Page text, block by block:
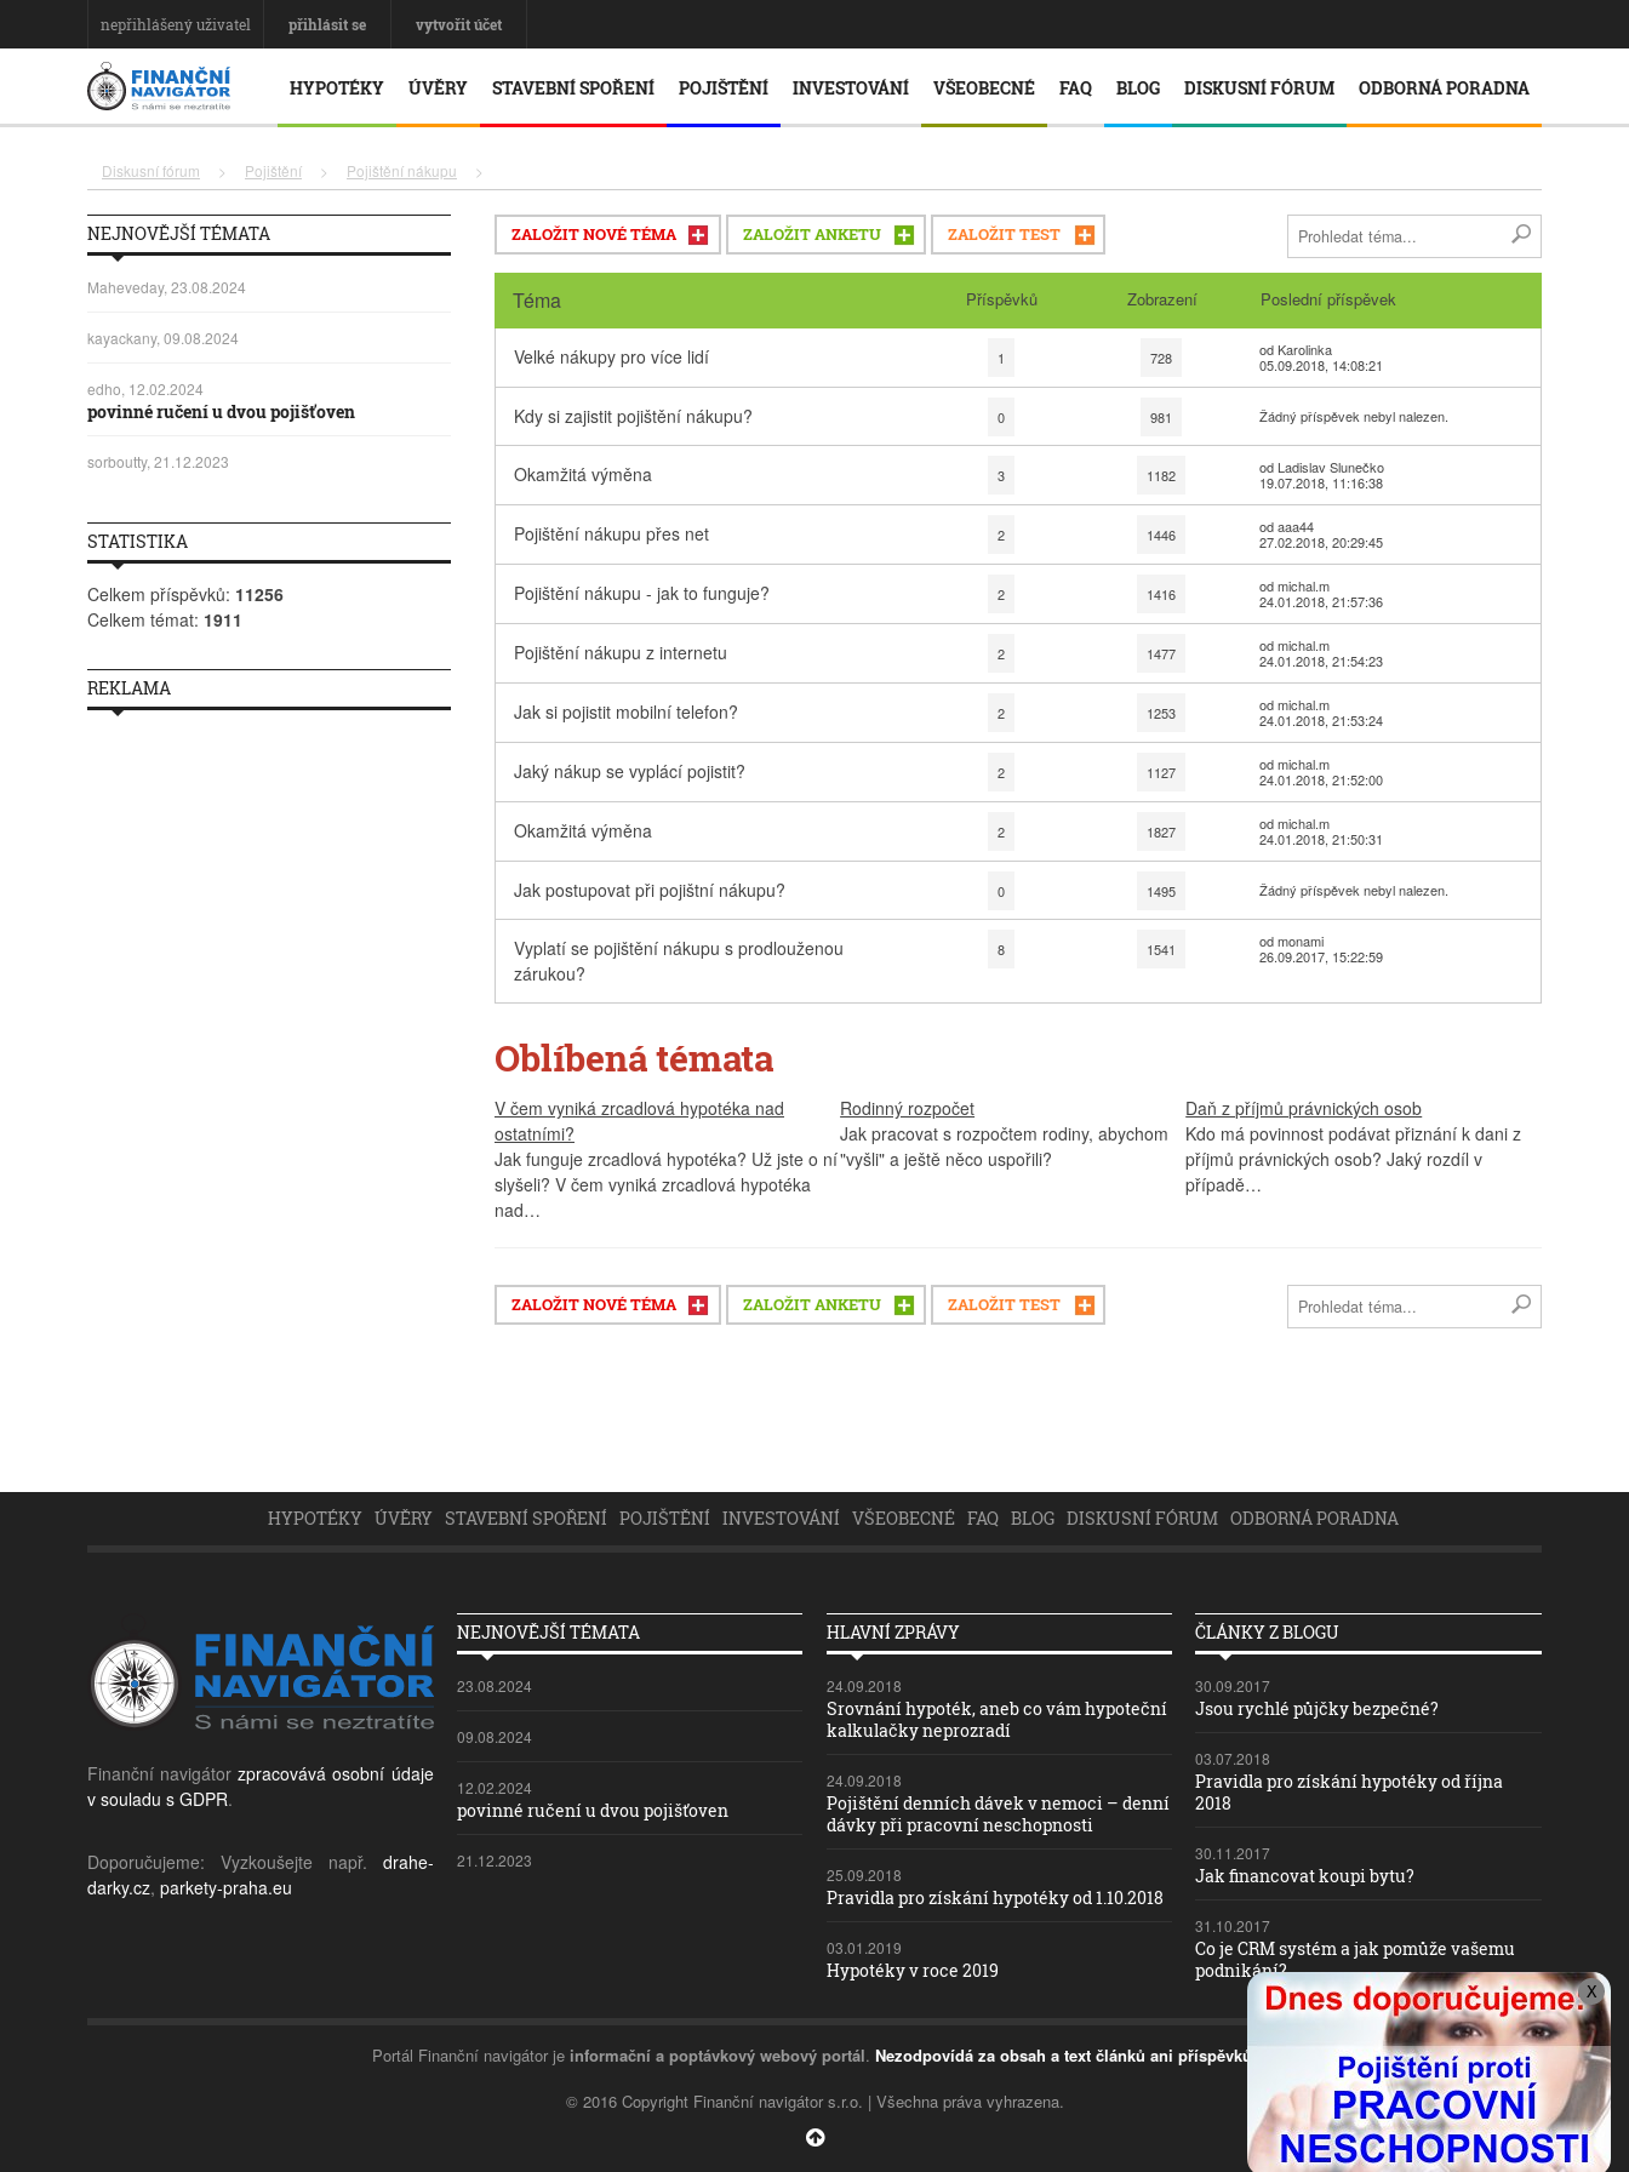
nepřihlášený uživatel přihlásit se vytvořit účet
HYPOTÉKY ÚVĚRY STAVEBNÍ SPOŘENÍ POJIŠTĚNÍ INVESTOVÁNÍ VŠEOBECNÉ FAQ BLOG DISKUSNÍ FÓRUM ODBORNÁ PORADNA
Diskusní fórum > Pojištění > Pojištění nákupu >
ZALOŽIT NOVÉ TÉMA ZALOŽIT ANKETU ZALOŽIT TEST
Téma Příspěvků Zobrazení Poslední příspěvek
Velké nákupy pro více lidí 1 728
od Karolinka
05.09.2018, 14:08:21
Kdy si zajistit pojištění nákupu? 0 981 Žádný příspěvek nebyl nalezen.
Okamžitá výměna 3 1182
od Ladislav Slunečko
19.07.2018, 11:16:38
Pojištění nákupu přes net 2 1446
od aaa44
27.02.2018, 20:29:45
Pojištění nákupu - jak to funguje? 2 1416
od michal.m
24.01.2018, 21:57:36
Pojištění nákupu z internetu 2 1477
od michal.m
24.01.2018, 21:54:23
Jak si pojistit mobilní telefon? 2 1253
od michal.m
24.01.2018, 21:53:24
Jaký nákup se vyplácí pojistit? 2 1127
od michal.m
24.01.2018, 21:52:00
Okamžitá výměna 2 1827
od michal.m
24.01.2018, 21:50:31
Jak postupovat při pojištní nákupu? 0 1495 Žádný příspěvek nebyl nalezen.
Vyplatí se pojištění nákupu s prodlouženou
zárukou?
8 1541
od monami
26.09.2017, 15:22:59
Oblíbená témata
V čem vyniká zrcadlová hypotéka nad
ostatními?
Jak funguje zrcadlová hypotéka? Už jste o ní
slyšeli? V čem vyniká zrcadlová hypotéka
nad…
Rodinný rozpočet
Jak pracovat s rozpočtem rodiny, abychom
"vyšli" a ještě něco uspořili?
Daň z příjmů právnických osob
Kdo má povinnost podávat přiznání k dani z
příjmů právnických osob? Jaký rozdíl v
případě…
ZALOŽIT NOVÉ TÉMA ZALOŽIT ANKETU ZALOŽIT TEST
NEJNOVĚJŠÍ TÉMATA
Maheveday, 23.08.2024
kayackany, 09.08.2024
edho, 12.02.2024
povinné ručení u dvou pojišťoven
sorboutty, 21.12.2023
STATISTIKA
Celkem příspěvků: 11256
Celkem témat: 1911
REKLAMA
HYPOTÉKY ÚVĚRY STAVEBNÍ SPOŘENÍ POJIŠTĚNÍ INVESTOVÁNÍ VŠEOBECNÉ FAQ BLOG DISKUSNÍ FÓRUM ODBORNÁ PORADNA
Finanční navigátorzpracovává osobní údaje
v souladu s GDPR.
Doporučujeme: Vyzkoušejte např. drahe-
darky.cz, parkety-praha.eu
NEJNOVĚJŠÍ TÉMATA
23.08.2024
09.08.2024
12.02.2024
povinné ručení u dvou pojišťoven
21.12.2023
HLAVNÍ ZPRÁVY
24.09.2018
Srovnání hypoték, aneb co vám hypoteční
kalkulačky neprozradí
24.09.2018
Pojištění denních dávek v nemoci – denní
dávky při pracovní neschopnosti
25.09.2018
Pravidla pro získání hypotéky od 1.10.2018
03.01.2019
Hypotéky v roce 2019
ČLÁNKY Z BLOGU
30.09.2017
Jsou rychlé půjčky bezpečné?
03.07.2018
Pravidla pro získání hypotéky od října
2018
30.11.2017
Jak financovat koupi bytu?
31.10.2017
Co je CRM systém a jak pomůže vašemu
podnikání?
Portál Finanční navigátor je informační a poptávkový webový portál. Nezodpovídá za obsah a text článků ani příspěvků
© 2016 Copyright Finanční navigátor s.r.o. | Všechna práva vyhrazena.
X